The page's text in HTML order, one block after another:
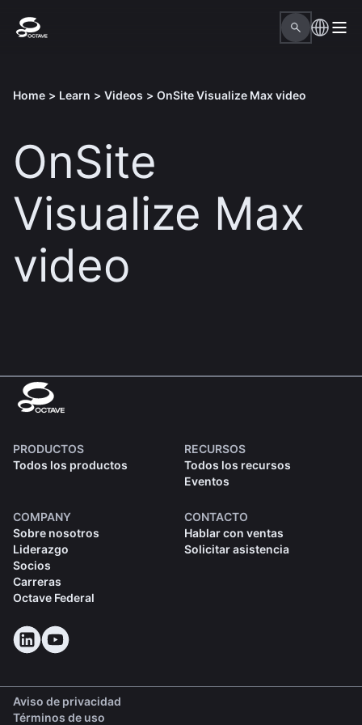
Home > Learn > Videos > ​OnSite Visualize Max video
​OnSite
Visualize Max
video
PRODUCTOS
Todos los productos
RECURSOS
Todos los recursos
Eventos
COMPANY
Sobre nosotros
Liderazgo
Socios
Carreras
Octave Federal
CONTACTO
Hablar con ventas
Solicitar asistencia
Aviso de privacidad
Términos de uso